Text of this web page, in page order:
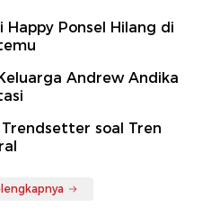
Ponsel Hilang di
Andrew Andika
Trendsetter soal Tren